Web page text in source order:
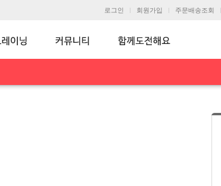
로그인 회원가입 주문배송조회